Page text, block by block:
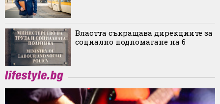
Властта съкращава дирекциите за
социално подпомагане на 6